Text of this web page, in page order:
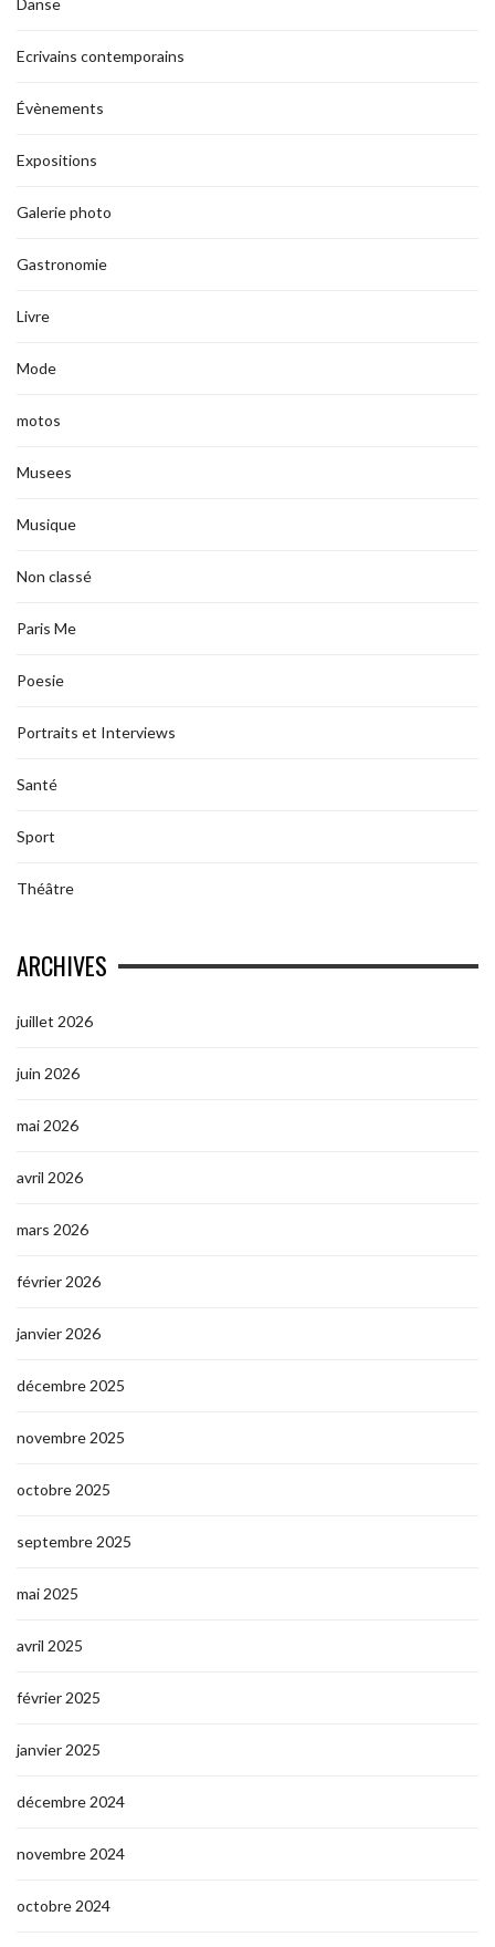
Danse
Ecrivains contemporains
Évènements
Expositions
Galerie photo
Gastronomie
Livre
Mode
motos
Musees
Musique
Non classé
Paris Me
Poesie
Portraits et Interviews
Santé
Sport
Théâtre
ARCHIVES
juillet 2026
juin 2026
mai 2026
avril 2026
mars 2026
février 2026
janvier 2026
décembre 2025
novembre 2025
octobre 2025
septembre 2025
mai 2025
avril 2025
février 2025
janvier 2025
décembre 2024
novembre 2024
octobre 2024